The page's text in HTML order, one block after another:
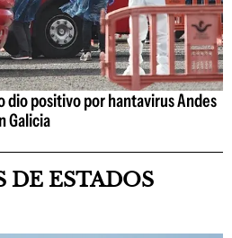
positivo por hantavirus Andes
Galicia
DE ESTADOS